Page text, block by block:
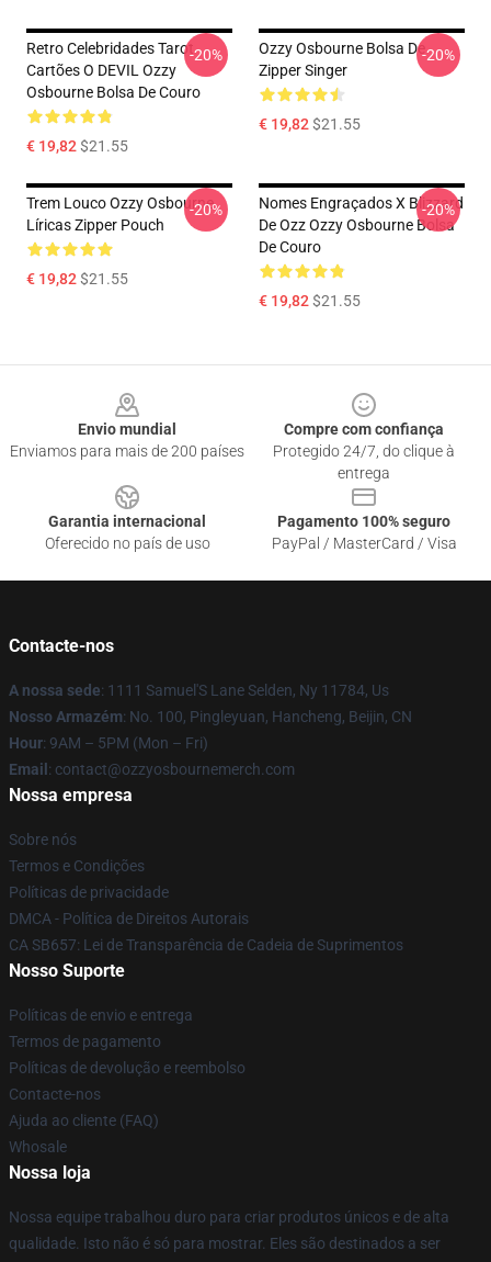
Retro Celebridades Tarot
Cartões O DEVIL Ozzy
Osbourne Bolsa De Couro
€ 19,82$21.55
-20%
Ozzy Osbourne Bolsa De
Zipper Singer
€ 19,82$21.55
-20%
Trem Louco Ozzy Osbourne
Líricas Zipper Pouch
€ 19,82$21.55
-20%
Nomes Engraçados X Blizzard
De Ozz Ozzy Osbourne Bolsa
De Couro
€ 19,82$21.55
-20%
Envio mundial
Enviamos para mais de 200 países
Compre com confiança
Protegido 24/7, do clique à
entrega
Garantia internacional
Oferecido no país de uso
Pagamento 100% seguro
PayPal / MasterCard / Visa
Contacte-nos
A nossa sede: 1111 Samuel'S Lane Selden, Ny 11784, Us
Nosso Armazém: No. 100, Pingleyuan, Hancheng, Beijin, CN
Hour: 9AM – 5PM (Mon – Fri)
Email : contact@ozzyosbournemerch.com
Nossa empresa
Sobre nós
Termos e Condições
Políticas de privacidade
DMCA - Política de Direitos Autorais
CA SB657: Lei de Transparência de Cadeia de Suprimentos
Nosso Suporte
Políticas de envio e entrega
Termos de pagamento
Políticas de devolução e reembolso
Contacte-nos
Ajuda ao cliente (FAQ)
Whosale
Nossa loja
Nossa equipe trabalhou duro para criar produtos únicos e de alta
qualidade. Isto não é só para mostrar. Eles são destinados a ser